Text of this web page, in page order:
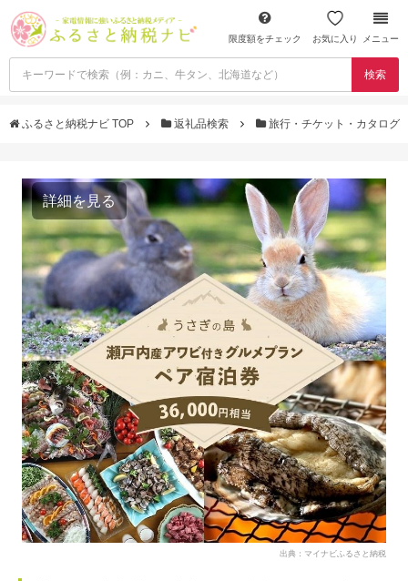
限度額をチェック お気に入り メニュー
検索
ふるさと納税ナビ TOP 返礼品検索 旅行・チケット・カタログ
詳細を見る
出典：マイナビふるさと納税